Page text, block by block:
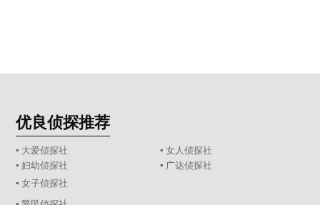
优良侦探推荐
▪ 大爱侦探社
▪ 女人侦探社
▪ 妇幼侦探社
▪ 广达侦探社
▪ 女子侦探社